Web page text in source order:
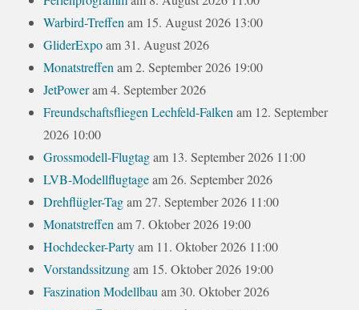
Warbird-Treffenam 15. August 2026 13:00
GliderExpoam 31. August 2026
Monatstreffenam 2. September 2026 19:00
JetPoweram 4. September 2026
Freundschaftsfliegen Lechfeld-Falkenam 12. September
2026 10:00
Grossmodell-Flugtagam 13. September 2026 11:00
LVB-Modellflugtageam 26. September 2026
Drehflügler-Tagam 27. September 2026 11:00
Monatstreffenam 7. Oktober 2026 19:00
Hochdecker-Partyam 11. Oktober 2026 11:00
Vorstandssitzungam 15. Oktober 2026 19:00
Faszination Modellbauam 30. Oktober 2026